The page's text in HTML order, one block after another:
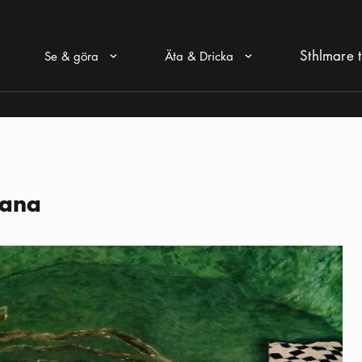
Se & göra Äta & Dricka Sthlmare